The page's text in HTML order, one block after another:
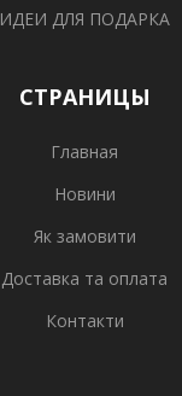
ИДЕИ ДЛЯ ПОДАРКА
СТРАНИЦЫ
Главная
Новини
Як замовити
Доставка та оплата
Контакти